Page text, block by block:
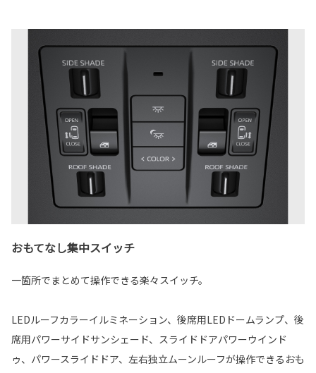
おもてなし集中スイッチ
一箇所でまとめて操作できる楽々スイッチ。
LEDルーフカラーイルミネーション、後席用LEDドームランプ、後
席用パワーサイドサンシェード、スライドドアパワーウインド
ゥ、パワースライドドア、左右独立ムーンルーフが操作できるおも